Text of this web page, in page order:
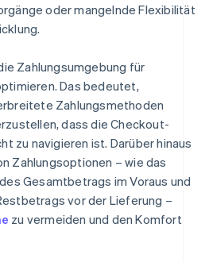
oder mangelnde Flexibilität
Zahlungsumgebung für
Das bedeutet,
Zahlungsmethoden
dass die Checkout-
zu navigieren ist. Darüber hinaus
Zahlungsoptionen – wie das
Gesamtbetrags im Voraus und
vor der Lieferung –
zu vermeiden und den Komfort